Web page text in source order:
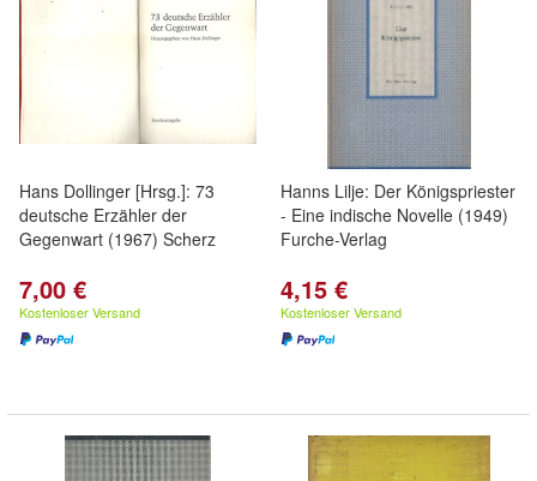
Hans Dollinger [Hrsg.]: 73
deutsche Erzähler der
Gegenwart (1967) Scherz
7,00 €
Kostenloser Versand
Hanns Lilje: Der Königspriester
- Eine indische Novelle (1949)
Furche-Verlag
4,15 €
Kostenloser Versand